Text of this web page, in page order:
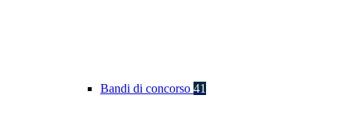
Bandi di concorso 41